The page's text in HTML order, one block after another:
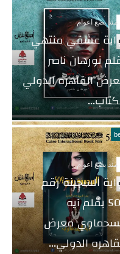
منذ بضع اعوام
عشقي منتهي
نورهان ناصر
القاهره الدولي
منذ بضع اعوام
السجينة رقم
509 بقلم آيه
معرض
الدولي...